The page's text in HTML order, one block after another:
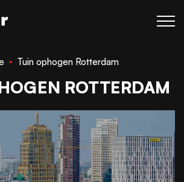
Tuin ophogen Rotterdam
ROTTERDAM